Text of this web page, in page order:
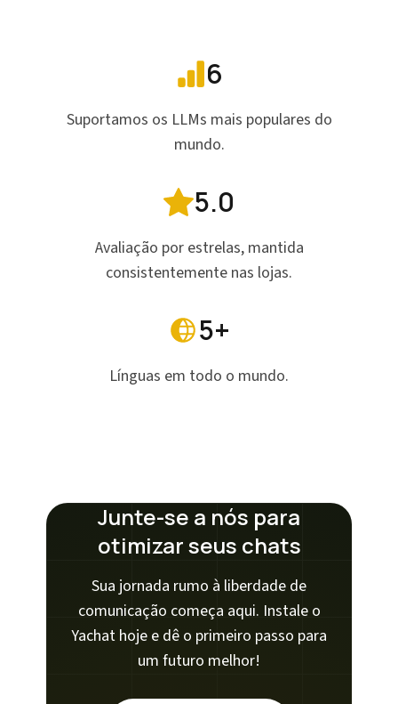
6
Suportamos os LLMs mais populares do
mundo.
5.0
Avaliação por estrelas, mantida
consistentemente nas lojas.
5+
Línguas em todo o mundo.
Junte-se a nós para
otimizar seus chats
Sua jornada rumo à liberdade de
comunicação começa aqui. Instale o
Yachat hoje e dê o primeiro passo para
um futuro melhor!